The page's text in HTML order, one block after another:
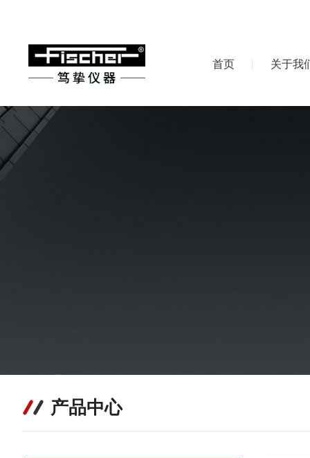
首页 关于我
产品中心